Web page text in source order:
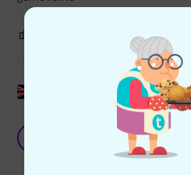
Original zeigen
Eine deutliche
Gesamtleistung ohne
Victor YEE